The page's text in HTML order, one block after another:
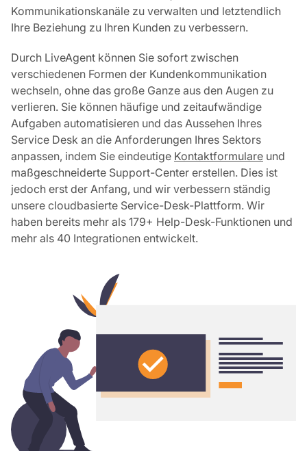
Kommunikationskanäle zu verwalten und letztendlich
Ihre Beziehung zu Ihren Kunden zu verbessern.
Durch LiveAgent können Sie sofort zwischen
verschiedenen Formen der Kundenkommunikation
wechseln, ohne das große Ganze aus den Augen zu
verlieren. Sie können häufige und zeitaufwändige
Aufgaben automatisieren und das Aussehen Ihres
Service Desk an die Anforderungen Ihres Sektors
anpassen, indem Sie eindeutige Kontaktformulare und
maßgeschneiderte Support-Center erstellen. Dies ist
jedoch erst der Anfang, und wir verbessern ständig
unsere cloudbasierte Service-Desk-Plattform. Wir
haben bereits mehr als 179+ Help-Desk-Funktionen und
mehr als 40 Integrationen entwickelt.